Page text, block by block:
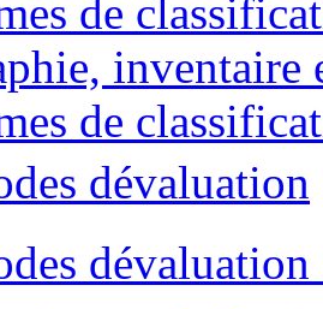
de
inventaire
de
dévaluation